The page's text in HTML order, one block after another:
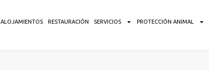
ALOJAMIENTOS RESTAURACIÓN SERVICIOS PROTECCIÓN ANIMAL